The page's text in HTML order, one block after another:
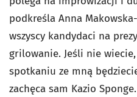
podkreśla Anna
wszyscy kandydaci na
grilowanie. Jeśli nie
spotkaniu ze mną
zachęca sam Kazio Sponge.